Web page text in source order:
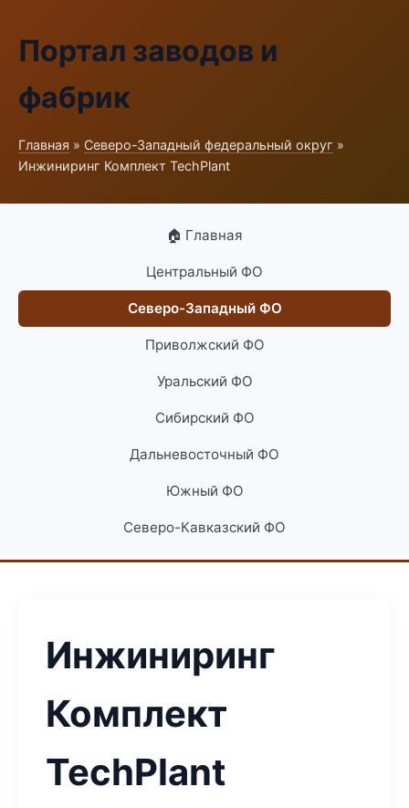
Портал заводов и
фабрик
Главная » Северо-Западный федеральный округ »
Инжиниринг Комплект TechPlant
🏠 Главная
Центральный ФО
Северо-Западный ФО
Приволжский ФО
Уральский ФО
Сибирский ФО
Дальневосточный ФО
Южный ФО
Северо-Кавказский ФО
Инжиниринг
Комплект
TechPlant